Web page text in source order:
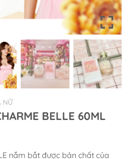
NỮ
BELLE 60ML
nắm bắt được bản chất của
và tạo ra hương nước hoa đủ
khi sử dụng là hương thơm vô
hồng và mát mẻ của táo xanh.